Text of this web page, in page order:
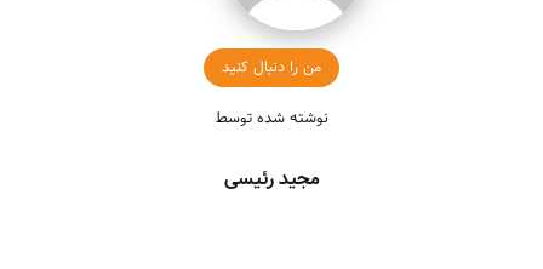
من را دنبال کنید
نوشته شده توسط
مجید رئیسی